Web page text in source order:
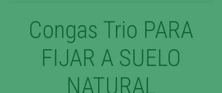
Congas Trio PARA
FIJAR A SUELO
NATURAL